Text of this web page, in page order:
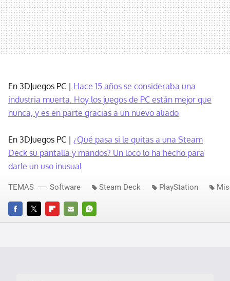
En 3DJuegos PC | Hace 15 años se consideraba una
industria muerta. Hoy los juegos de PC están mejor que
nunca, y es en parte gracias a un nuevo aliado
En 3DJuegos PC | ¿Qué pasa si le quitas a una Steam
Deck su pantalla y mandos? Un loco lo ha hecho para
darle un uso inusual
FACEBOOKTWITTERFLIPBOARD
E-
WHATSAPP
TEMAS Software Steam Deck PlayStation